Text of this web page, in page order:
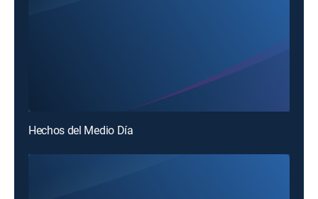
Hechos del Medio Día